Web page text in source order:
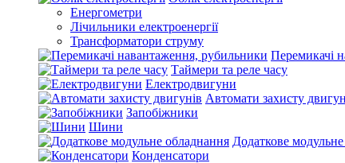
Енергометри
Лічильники електроенергії
Трансформатори струму
Перемикачі
Таймери та реле часу
Електродвигуни
Автомати захисту
Запобіжники
Шини
Додаткове
Конденсатори